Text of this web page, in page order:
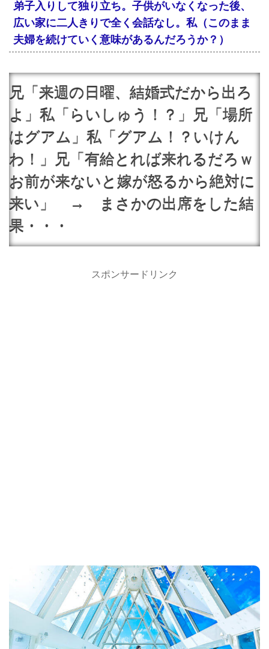
弟子入りして独り立ち。子供がいなくなった後、
広い家に二人きりで全く会話なし。私（このまま
夫婦を続けていく意味があるんだろうか？）
兄「来週の日曜、結婚式だから出ろ
よ」私「らいしゅう！？」兄「場所
はグアム」私「グアム！？いけん
わ！」兄「有給とれば来れるだろｗ
お前が来ないと嫁が怒るから絶対に
来い」 → まさかの出席をした結
果・・・
スポンサードリンク